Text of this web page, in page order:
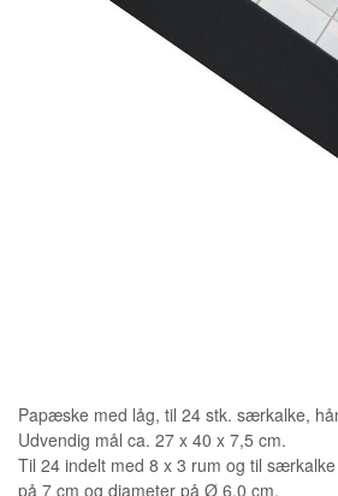
Papæske med låg, til 24 stk. særkalke,
Udvendig mål ca. 27 x 40 x 7,5 cm.
Til 24 indelt med 8 x 3 rum og til
på 7 cm og diameter på Ø 6,0 cm.